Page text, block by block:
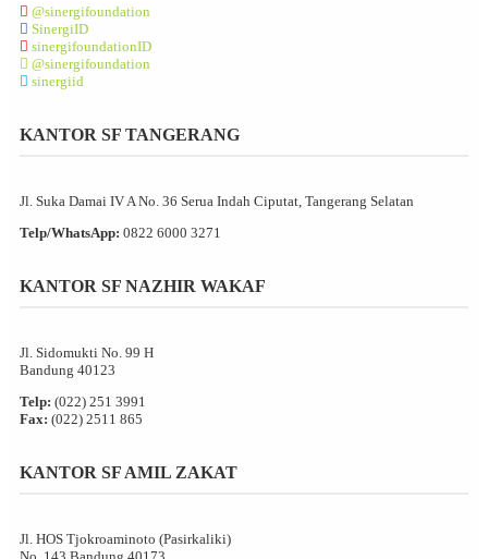
@sinergifoundation
SinergiID
sinergifoundationID
@sinergifoundation
sinergiid
KANTOR SF TANGERANG
Jl. Suka Damai IV A No. 36 Serua Indah Ciputat, Tangerang Selatan
Telp/WhatsApp: 0822 6000 3271
KANTOR SF NAZHIR WAKAF
Jl. Sidomukti No. 99 H
Bandung 40123
Telp: (022) 251 3991
Fax: (022) 2511 865
KANTOR SF AMIL ZAKAT
Jl. HOS Tjokroaminoto (Pasirkaliki)